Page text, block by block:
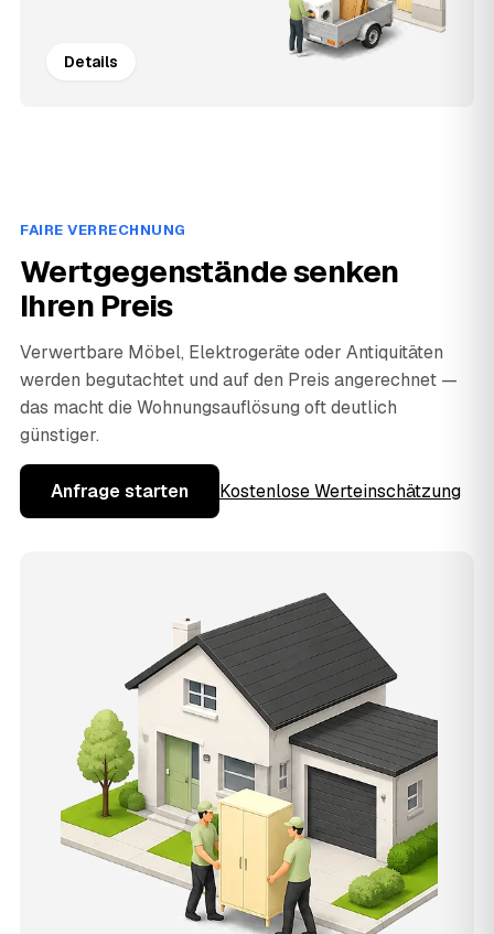
Details
FAIRE VERRECHNUNG
Wertgegenstände senken
Ihren Preis
Verwertbare Möbel, Elektrogeräte oder Antiquitäten
werden begutachtet und auf den Preis angerechnet —
das macht die Wohnungsauflösung oft deutlich
günstiger.
Anfrage starten Kostenlose Werteinschätzung